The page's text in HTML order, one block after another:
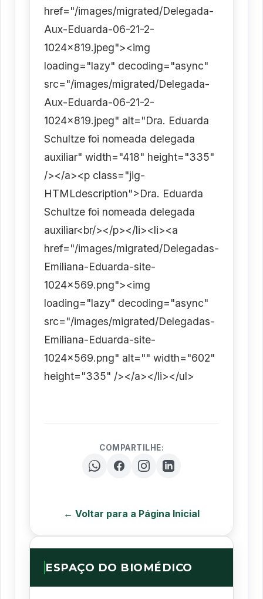
href="/images/migrated/Delegada-
Aux-Eduarda-06-21-2-
1024x819.jpeg"><img
loading="lazy" decoding="async"
src="/images/migrated/Delegada-
Aux-Eduarda-06-21-2-
1024x819.jpeg" alt="Dra. Eduarda
Schultze foi nomeada delegada
auxiliar" width="418" height="335"
/></a><p class="jig-
HTMLdescription">Dra. Eduarda
Schultze foi nomeada delegada
auxiliar<br/></p></li><li><a
href="/images/migrated/Delegadas-
Emiliana-Eduarda-site-
1024x569.png"><img
loading="lazy" decoding="async"
src="/images/migrated/Delegadas-
Emiliana-Eduarda-site-
1024x569.png" alt="" width="602"
height="335" /></a></li></ul>
COMPARTILHE:
← Voltar para a Página Inicial
ESPAÇO DO BIOMÉDICO